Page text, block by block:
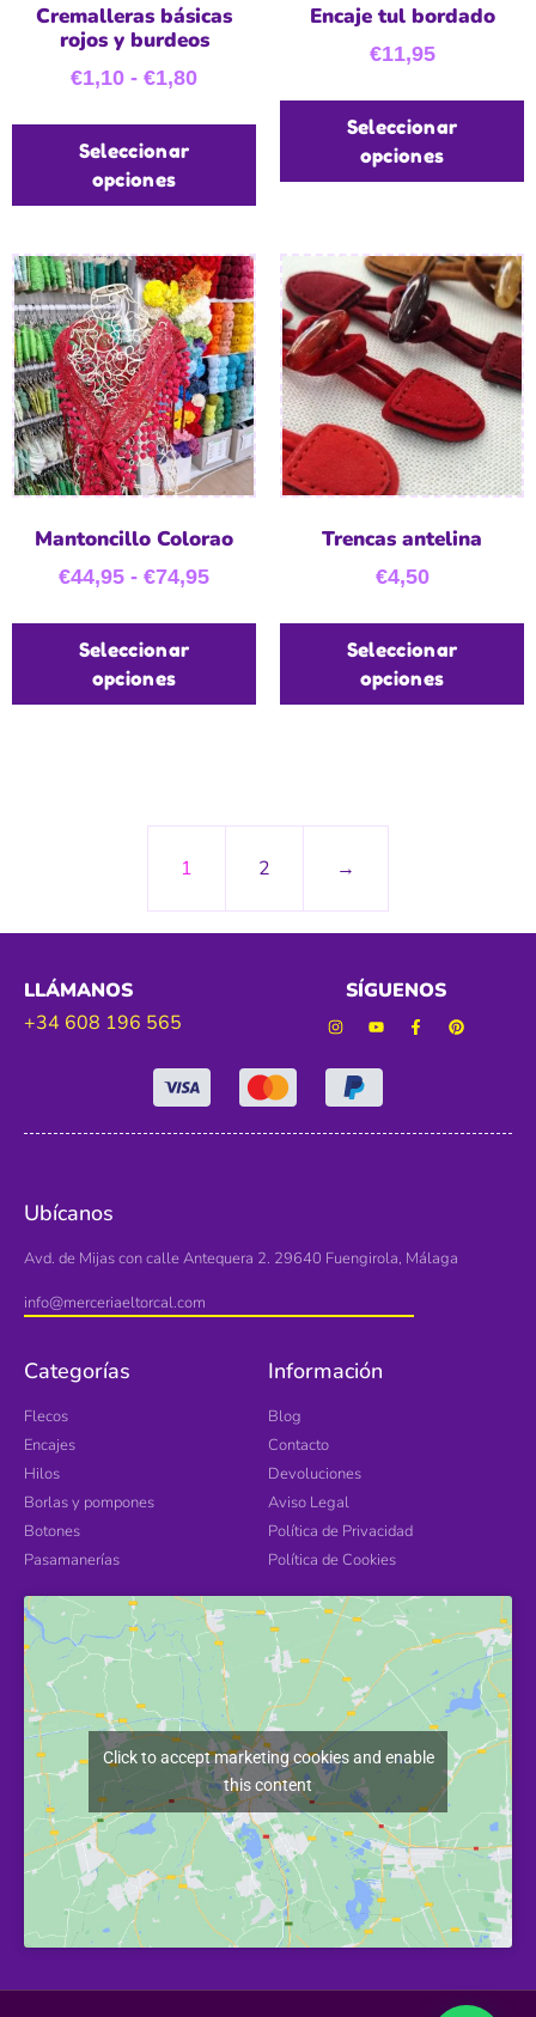
Cremalleras básicas
rojos y burdeos
€1,10 - €1,80
Seleccionar
opciones
Encaje tul bordado
€11,95
Seleccionar
opciones
Mantoncillo Colorao
€44,95 - €74,95
Seleccionar
opciones
Trencas antelina
€4,50
Seleccionar
opciones
1 2 →
LLÁMANOS
+34 608 196 565
SÍGUENOS
Ubícanos
Avd. de Mijas con calle Antequera 2. 29640 Fuengirola, Málaga
info@merceriaeltorcal.com
Categorías
Flecos
Encajes
Hilos
Borlas y pompones
Botones
Pasamanerías
Información
Blog
Contacto
Devoluciones
Aviso Legal
Política de Privacidad
Política de Cookies
Click to accept marketing cookies and enable
this content